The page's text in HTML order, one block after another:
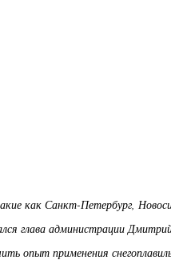
как Санкт-Петербург,
глава администрации
опыт применения